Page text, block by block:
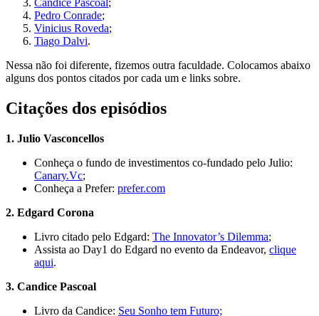
Candice Pascoal;
Pedro Conrade;
Vinicius Roveda;
Tiago Dalvi.
Nessa não foi diferente, fizemos outra faculdade. Colocamos abaixo
alguns dos pontos citados por cada um e links sobre.
Citações dos episódios
1. Julio Vasconcellos
Conheça o fundo de investimentos co-fundado pelo Julio:
Canary.Vc;
Conheça a Prefer: prefer.com
2. Edgard Corona
Livro citado pelo Edgard: The Innovator’s Dilemma;
Assista ao Day1 do Edgard no evento da Endeavor, clique
aqui.
3. Candice Pascoal
Livro da Candice: Seu Sonho tem Futuro;